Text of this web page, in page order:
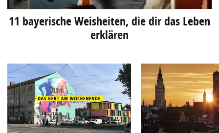
11 bayerische Weisheiten, die dir das Leben
erklären